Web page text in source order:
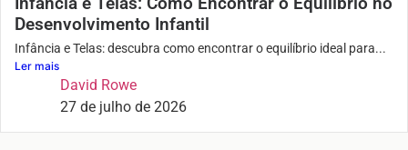
Desenvolvimento Infantil
Infância e Telas: descubra como encontrar o equilíbrio ideal para...
Ler mais
David Rowe
27 de julho de 2026